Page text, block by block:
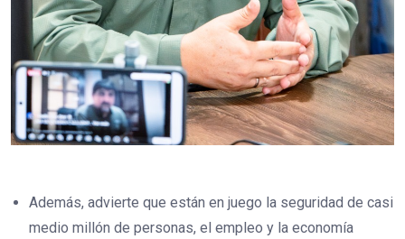
Además, advierte que están en juego la seguridad de casi
medio millón de personas, el empleo y la economía